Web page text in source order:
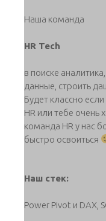
Наша команда
HR Tech
в поиске
данные, строить
Будет классно
HR или тебе очень
команда HR у нас
быстро освоиться
Наш стек:
Power Pivot и DAX,